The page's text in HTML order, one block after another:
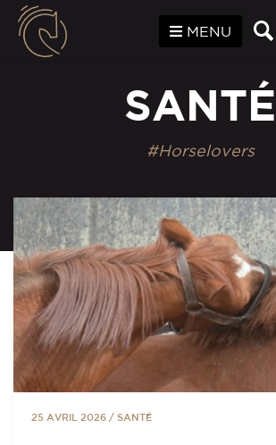
MENU
SANTÉ
#Horselovers
25 AVRIL 2026 / SANTÉ
Panneau de gestion des cookies